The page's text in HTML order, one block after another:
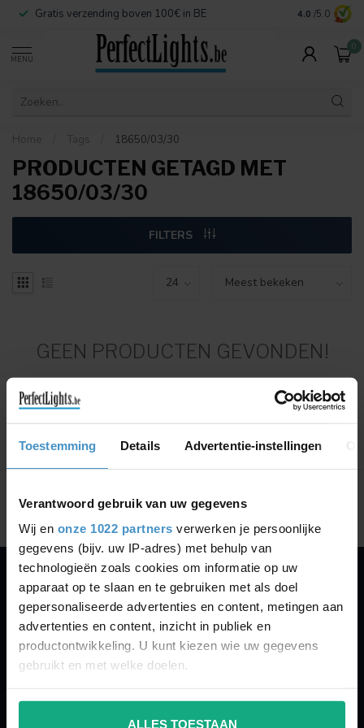
Toestemming Details Advertentie-instellingen
Verantwoord gebruik van uw gegevens
Wij en onze 1022 partners verwerken je persoonlijke
gegevens (bijv. uw IP-adres) met behulp van
technologieën zoals cookies om informatie op uw
apparaat op te slaan en te gebruiken met als doel
gepersonaliseerde advertenties en content, metingen aan
advertenties en content, inzicht in publiek en
productontwikkeling. U kunt kiezen wie uw gegevens
gebruikt en met welke doelen.
Als u het toestaat, willen we ook graag:
ALLES TOESTAAN
Gratis verzending boven 100€ in BE Veilige
4.0 /5.0
MENU
0
Home Tags 18650/03/30
PRODUCTEN GETAGD MET
18650/03/30
FILTERS
GEEN PRODUCTEN GEVONDEN!
Toon1-0van 0
PERFECTLIGHTS
Gegevens:
Kruisbeeldsraat 72
9220 Hamme